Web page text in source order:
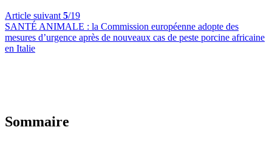
Article suivant 5/19
SANTÉ ANIMALE : la Commission européenne adopte des
mesures d’urgence après de nouveaux cas de peste porcine africaine
en Italie
Sommaire